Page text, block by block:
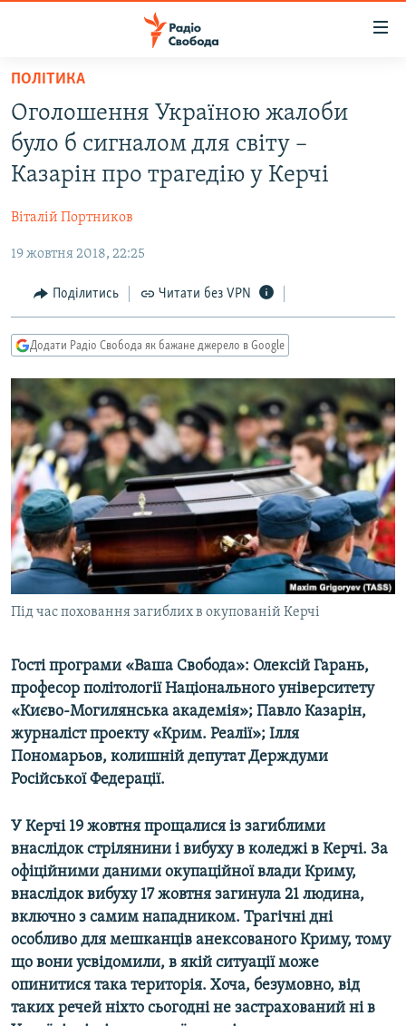
Перейти
основного
матеріалу
Перейти
до
основної
Перейти
пошуку
ВСЕ ЗА ДОБУ
СТАТТІ
ЕКОНОМІКА
СУСПІЛЬСТВО
КУЛЬТУРА
УКРАЇНА
СВІТ
РОСІЙСЬКА «ФІЛЬТРАЦІЯ»
ДОНБАС.РЕАЛІЇ
КРИМ.РЕАЛІЇ
СХЕМИ
КИТАЙ.ВИКЛИКИ
МУЛЬТИМЕДІА
ФОТО
СПЕЦПРОЄКТИ
ПОДКАСТИ
КРИМ РЕАЛІЇ
РУС
КТАТ
ДОЛУЧАЙСЯ!
Усі сайти RFE/RL
ПОЛІТИКА
Оголошення Україною жалоби
було б сигналом для світу –
Казарін про трагедію у Керчі
Віталій Портников
19 жовтня 2018, 22:25
Поділитись Читати без VPN
Додати Радіо Свобода як бажане джерело в Google
Під час поховання загиблих в окупованій Керчі
Гості програми «Ваша Свобода»: Олексій Гарань,
професор політології Національного університету
«Києво-Могилянська академія»; Павло Казарін,
журналіст проекту «Крим. Реалії»; Ілля
Пономарьов, колишній депутат Держдуми
Російської Федерації.
У Керчі 19 жовтня прощалися із загиблими
внаслідок стрілянини і вибуху в коледжі в Керчі. За
офіційними даними окупаційної влади Криму,
внаслідок вибуху 17 жовтня загинула 21 людина,
включно з самим нападником. Трагічні дні
особливо для мешканців анексованого Криму, тому
що вони усвідомили, в якій ситуації може
опинитися така територія. Хоча, безумовно, від
таких речей ніхто сьогодні не застрахований ні в